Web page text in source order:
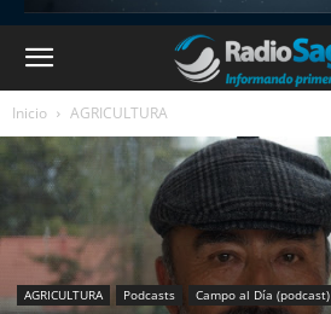
Inicio AGRICULTURA
AGRICULTURA Podcasts Campo al Día (podcast)